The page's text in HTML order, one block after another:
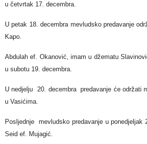
u četvrtak 17. decembra.
U petak 18. decembra mevludsko predavanje
Kapo.
Abdulah ef. Okanović, imam u džematu
u subotu 19. decembra.
U nedjelju 20. decembra predavanje će održati
u Vasićima.
Posljednje mevludsko predavanje u ponedjeljak
Seid ef. Mujagić.